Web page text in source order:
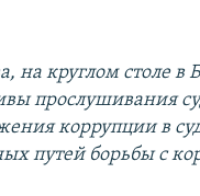
на круглом столе
прослушивания
коррупции в
путей борьбы с